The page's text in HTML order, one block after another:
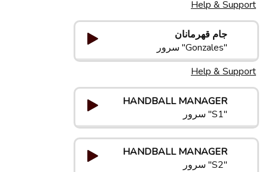
Help & Support
جام قهرمانان
"Gonzales" سرور
Help & Support
HANDBALL MANAGER
"S1" سرور
HANDBALL MANAGER
"S2" سرور